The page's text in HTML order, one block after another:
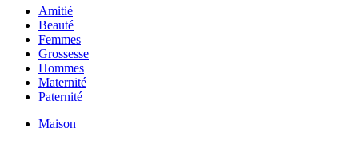
Amitié
Beauté
Femmes
Grossesse
Hommes
Maternité
Paternité
Maison